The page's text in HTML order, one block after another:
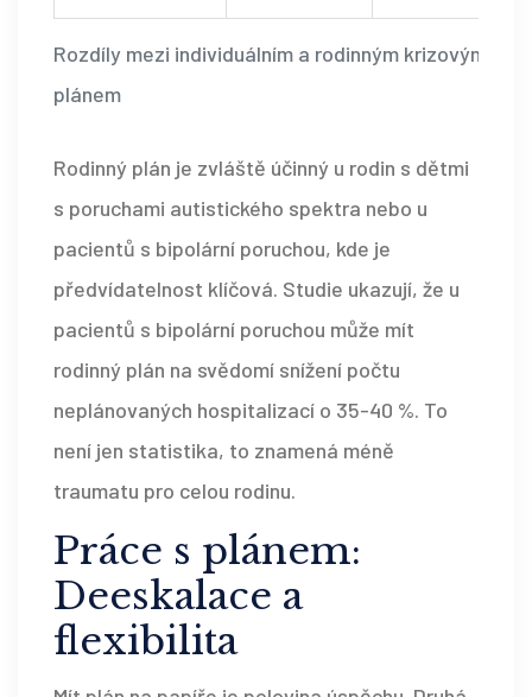
Rozdíly mezi individuálním a rodinným krizovým
plánem
Rodinný plán je zvláště účinný u rodin s dětmi
s poruchami autistického spektra nebo u
pacientů s bipolární poruchou, kde je
předvídatelnost klíčová. Studie ukazují, že u
pacientů s bipolární poruchou může mít
rodinný plán na svědomí snížení počtu
neplánovaných hospitalizací o 35-40 %. To
není jen statistika, to znamená méně
traumatu pro celou rodinu.
Práce s plánem:
Deeskalace a
flexibilita